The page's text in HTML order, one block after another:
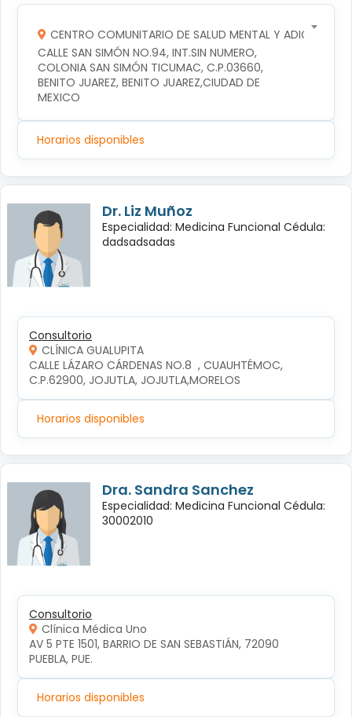
CENTRO COMUNITARIO DE SALUD MENTAL Y ADICCIONES
CALLE SAN SIMÓN NO.94, INT.SIN NUMERO,
COLONIA SAN SIMÓN TICUMAC, C.P.03660,
BENITO JUAREZ, BENITO JUAREZ,CIUDAD DE
MEXICO
Horarios disponibles
Dr. Liz Muñoz
Especialidad: Medicina Funcional Cédula:
dadsadsadas
Consultorio
CLÍNICA GUALUPITA
CALLE LÁZARO CÁRDENAS NO.8  , CUAUHTÉMOC,
C.P.62900, JOJUTLA, JOJUTLA,MORELOS
Horarios disponibles
Dra. Sandra Sanchez
Especialidad: Medicina Funcional Cédula:
30002010
Consultorio
Clínica Médica Uno
AV 5 PTE 1501, BARRIO DE SAN SEBASTIÁN, 72090
PUEBLA, PUE.
Horarios disponibles